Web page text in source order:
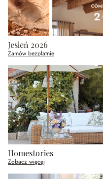
Jesień 2026
Zamów bezpłatnie
Homestories
Zobacz więcej